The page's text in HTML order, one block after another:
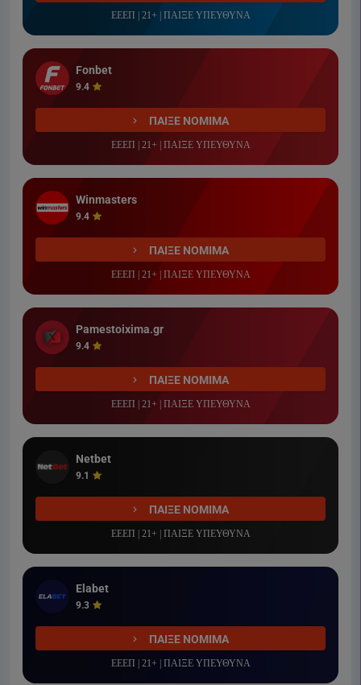
ΕΕΕΠ | 21+ | ΠΑΙΞΕ ΥΠΕΥΘΥΝΑ
Fonbet
9.4
ΠΑΙΞΕ ΝΟΜΙΜΑ
ΕΕΕΠ | 21+ | ΠΑΙΞΕ ΥΠΕΥΘΥΝΑ
Winmasters
9.4
ΠΑΙΞΕ ΝΟΜΙΜΑ
ΕΕΕΠ | 21+ | ΠΑΙΞΕ ΥΠΕΥΘΥΝΑ
Pamestoixima.gr
9.4
ΠΑΙΞΕ ΝΟΜΙΜΑ
ΕΕΕΠ | 21+ | ΠΑΙΞΕ ΥΠΕΥΘΥΝΑ
Netbet
9.1
ΠΑΙΞΕ ΝΟΜΙΜΑ
ΕΕΕΠ | 21+ | ΠΑΙΞΕ ΥΠΕΥΘΥΝΑ
Elabet
9.3
ΠΑΙΞΕ ΝΟΜΙΜΑ
ΕΕΕΠ | 21+ | ΠΑΙΞΕ ΥΠΕΥΘΥΝΑ